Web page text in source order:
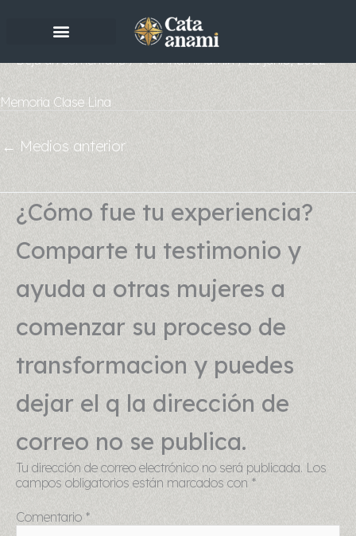
contenido
Deja un comentario / PorAnamiAdmin/21 junio, 2022
Memoria Clase Lina
← Medios anterior
¿Cómo fue tu experiencia?
Comparte tu testimonio y
ayuda a otras mujeres a
comenzar su proceso de
transformacion y puedes
dejar el q la dirección de
correo no se publica.
Tu dirección de correo electrónico no será publicada. Los
campos obligatorios están marcados con *
Comentario *